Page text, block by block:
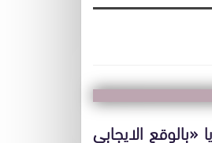
«بالوقع الايجابي